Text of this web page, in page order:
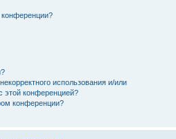
использования и/или
этой конференцией?
конференции?